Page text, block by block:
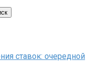
ставок: очередной